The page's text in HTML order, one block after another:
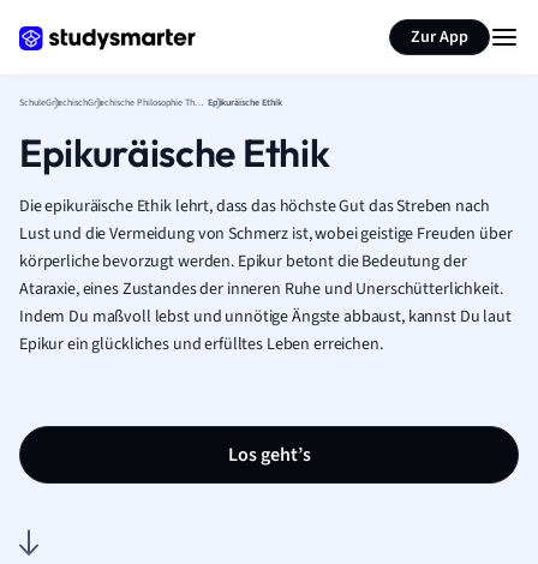
Zur App
SchuleGriechisch Griechische Philosophie Theorie Epikuräische Ethik
Epikuräische Ethik
Die epikuräische Ethik lehrt, dass das höchste Gut das Streben nach
Lust und die Vermeidung von Schmerz ist, wobei geistige Freuden über
körperliche bevorzugt werden. Epikur betont die Bedeutung der
Ataraxie, eines Zustandes der inneren Ruhe und Unerschütterlichkeit.
Indem Du maßvoll lebst und unnötige Ängste abbaust, kannst Du laut
Epikur ein glückliches und erfülltes Leben erreichen.
Los geht’s
Seite zusammenfassen